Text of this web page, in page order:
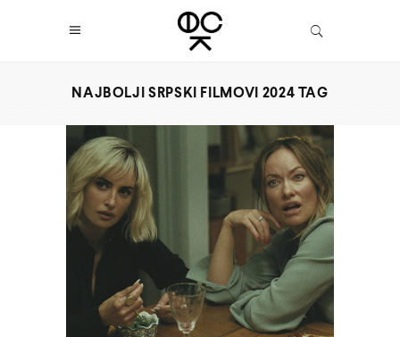
NAJBOLJI SRPSKI FILMOVI 2024 TAG